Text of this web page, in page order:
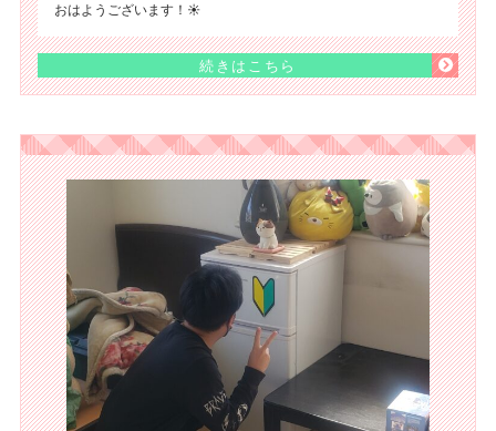
おはようございます！☀️
続きはこちら